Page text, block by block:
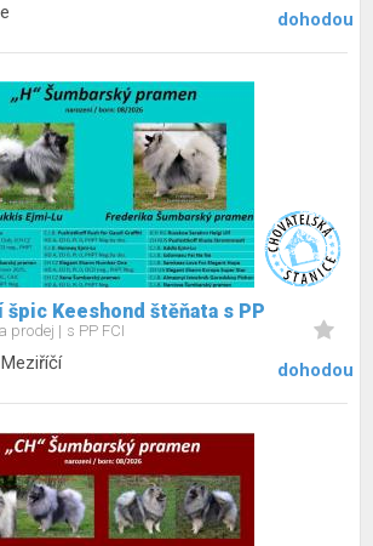
dohodou
špic Keeshond štěňata s PP
prodej s PP FCI
dohodou